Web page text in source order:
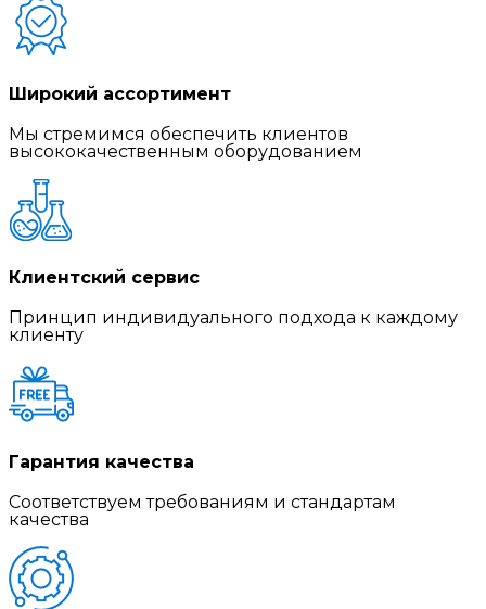
Широкий ассортимент
Мы стремимся обеспечить клиентов
высококачественным оборудованием
Клиентский сервис
Принцип индивидуального подхода к каждому
клиенту
Гарантия качества
Соответствуем требованиям и стандартам
качества